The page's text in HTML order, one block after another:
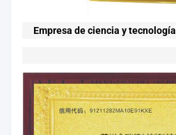
Empresa de ciencia y tecnología